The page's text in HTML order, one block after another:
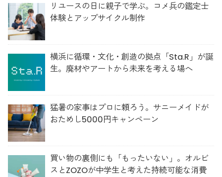
リユースの日に親子で学ぶ。コメ兵の鑑定士
体験とアップサイクル制作
横浜に循環・文化・創造の拠点「Sta.R」が誕
生。廃材やアートから未来を考える場へ
猛暑の家事はプロに頼ろう。サニーメイドが
おためし5000円キャンペーン
買い物の裏側にも「もったいない」。オルビ
スとZOZOが中学生と考えた持続可能な消費